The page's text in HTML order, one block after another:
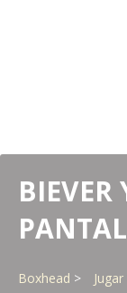
BIEVER
Boxhead Jugar